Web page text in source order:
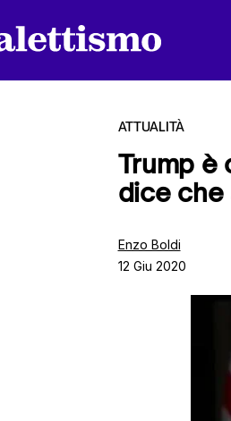
ATTUALITÀ
Trump è
dice che
Enzo Boldi
12 Giu 2020